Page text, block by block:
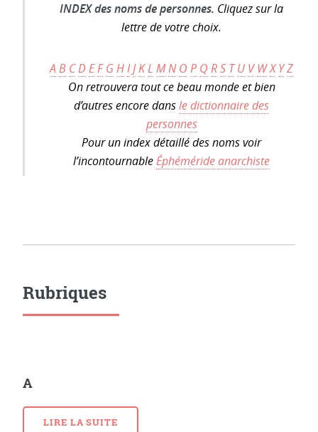
INDEX des noms de personnes. Cliquez sur la
lettre de votre choix.
A B CD EF GHIJKL MN O P Q RS T U V WX YZ
On retrouvera tout ce beau monde et bien
d’autres encore dansle dictionnaire des
personnes
Pour un index détaillé des noms voir
l’incontournableÉphéméride anarchiste
Rubriques
A
LIRE LA SUITE